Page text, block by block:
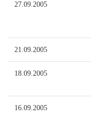
27.09.2005
21.09.2005
18.09.2005
16.09.2005